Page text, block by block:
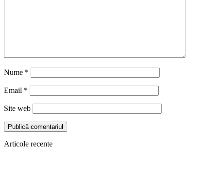
Nume *
Email *
Site web
Articole recente